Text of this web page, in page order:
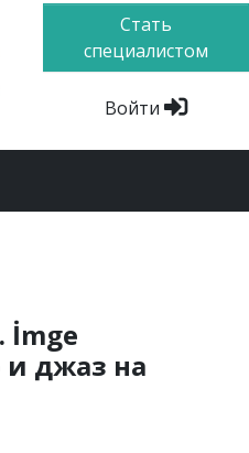
Стать
специалистом
Войти
İmge
и джаз на